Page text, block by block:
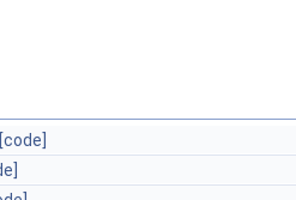
[code]